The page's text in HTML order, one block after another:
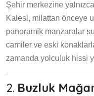
Şehir merkezine
Kalesi, milattan önceye
panoramik manzaralar
camiler ve eski
zamanda yolculuk hissi
2. Buzluk